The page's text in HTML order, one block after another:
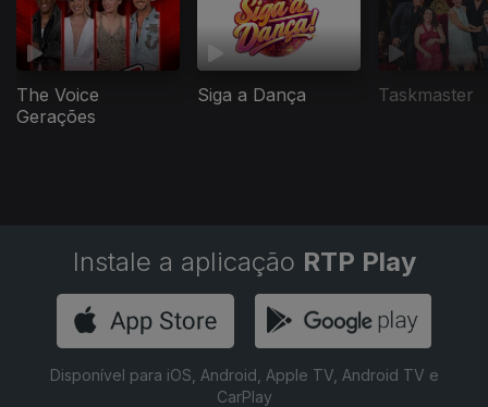
The Voice
Gerações
Siga a Dança Taskmaster
Instale a aplicação RTP Play
Disponível para iOS, Android, Apple TV, Android TV e
CarPlay